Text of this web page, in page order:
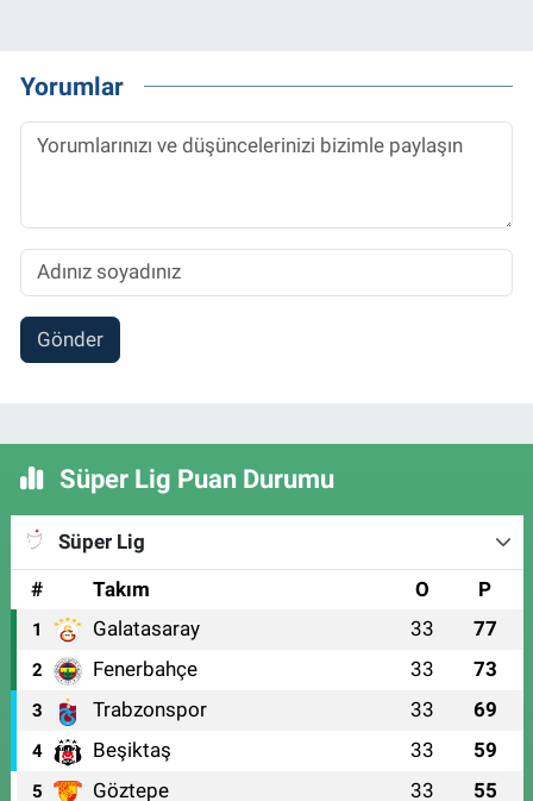
Yorumlar
Gönder
Süper Lig Puan Durumu
Süper Lig
#
Takım O P
1 Galatasaray 33 77
2 Fenerbahçe 33 73
3 Trabzonspor 33 69
4 Beşiktaş 33 59
5 Göztepe 33 55